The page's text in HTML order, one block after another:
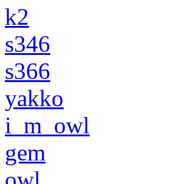
k2
s346
s366
yakko
i_m_owl
gem